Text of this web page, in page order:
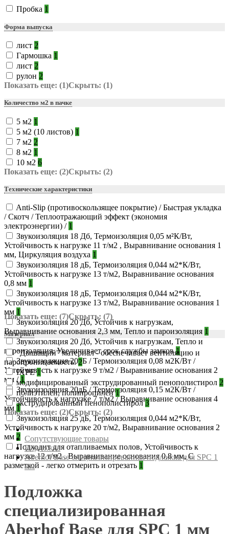
Пробка 1
Форма выпуска
лист 2
Гармошка 1
лист 2
рулон 2
Показать еще: (1)Скрыть: (1)
Количество м2 в пачке
5 м2 1
5 м2 (10 листов) 1
7 м2 2
8 м2 1
10 м2 6
Показать еще: (2)Скрыть: (2)
Технические характеристики
Anti-Slip (противоскользящее покрытие) / Быстрая укладка
/ Скотч / Теплоотражающий эффект (экономия
электроэнергии) / 1
Звукоизоляция 18 Дб, Термоизоляция 0,05 м²К/Вт,
Устойчивость к нагрузке 11 т/м2 , Выравнивание основания 1
мм, Циркуляция воздуха 1
Звукоизоляция 18 дБ, Термоизоляция 0,044 м2*К/Вт,
Устойчивость к нагрузке 13 т/м2, Выравнивание основания
0,8 мм 1
Звукоизоляция 18 дБ, Термоизоляция 0,044 м2*К/Вт,
Устойчивость к нагрузке 13 т/м2, Выравнивание основания 1
мм 1
Звукоизоляция 20 Дб, Устойчив к нагрузкам,
Выравнивание основания 2,3 мм, Тепло и пароизоляция 1
Звукоизоляция 20 Дб, Устойчив к нагрузкам, Тепло и
пароизоляция, Увеличивает срок службы замков1
Звукоизоляция 20дБ / Термоизоляция 0,08 м2К/Вт /
Устойчивость к нагрузке 9 т/м2 / Выравнивание основания 2
мм /1
Звукоизоляция 20дБ / Термоизоляция 0,15 м2К/Вт /
Устойчивость к нагрузке 7 т/м2 / Выравнивание основания 4
мм 1
Звукоизоляция 25 дБ, Термоизоляция 0,044 м2*К/Вт,
Устойчивость к нагрузке 20 т/м2, Выравнивание основания 2
мм 2
Подходит для отапливаемых полов, Устойчивость к
нагрузке 12 т/м2 , Выравнивание основания 0,8 мм, С
разметкой - легко отмерить и отрезать 1
Показать еще: (7)Скрыть: (7)
Материал
"Дышащий" материал - обеспечивает вентиляцию и
паропроницаемость.2
IXPE1
модифицированный экструдированный пенополистирол 2
полиэтилен, полипропилен1
экструдированный пенополистирол3
Показать еще: (2)Скрыть: (2)
Сопутствующие товары
Подложка
Aberhof Base специализированная подложка для SPC 1
мм
Подложка
специализированная
Aberhof Base для SPC 1 мм